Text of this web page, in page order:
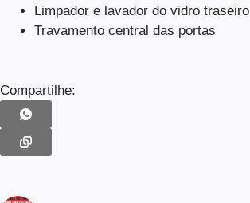
Limpador e lavador do vidro traseiro
Travamento central das portas
Compartilhe: